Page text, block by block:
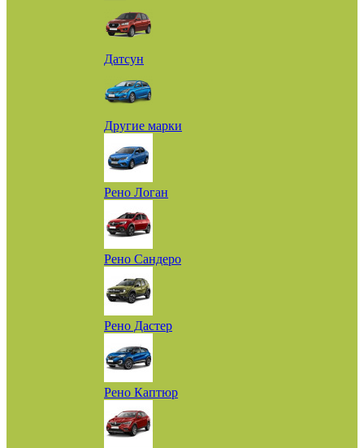
Датсун
Другие марки
Рено Логан
Рено Сандеро
Рено Дастер
Рено Каптюр